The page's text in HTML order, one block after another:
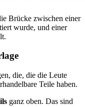
Brücke zwischen einer
wurde, und einer
die, die die Leute
Teile haben.
ganz oben. Das sind